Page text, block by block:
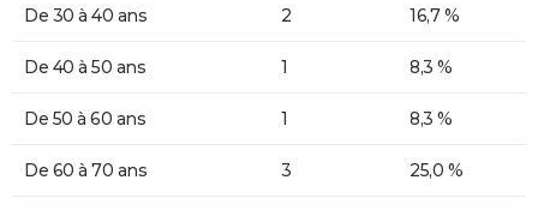
De 30 à 40 ans 2 16,7 %
De 40 à 50 ans 1 8,3 %
De 50 à 60 ans 1 8,3 %
De 60 à 70 ans 3 25,0 %